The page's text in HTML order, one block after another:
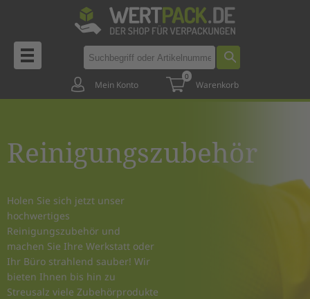
Mein Konto
0
Warenkorb
Reinigungszubehör
Holen Sie sich jetzt unser
hochwertiges
Reinigungszubehör und
machen Sie Ihre Werkstatt oder
Ihr Büro strahlend sauber! Wir
bieten Ihnen bis hin zu
Streusalz viele Zubehörprodukte